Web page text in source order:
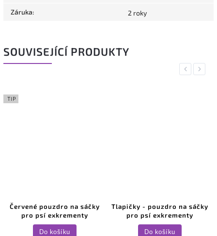
Záruka: 2 roky
SOUVISEJÍCÍ PRODUKTY
Previous
TIP
Červené pouzdro na sáčky
pro psí exkrementy
Do košíku
Tlapičky - pouzdro na sáčky
pro psí exkrementy
Do košíku
Next